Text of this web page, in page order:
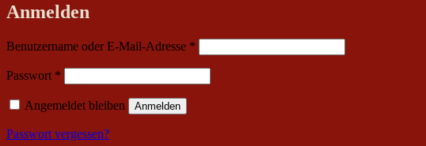
Anmelden
Benutzername oder E-Mail-Adresse *
Passwort *
Angemeldet bleiben Anmelden
Passwort vergessen?